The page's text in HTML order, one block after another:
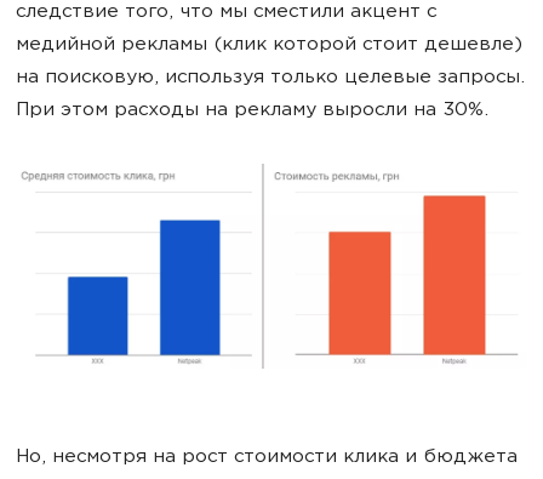
следствие того, что мы сместили акцент с
медийной рекламы (клик которой стоит дешевле)
на поисковую, используя только целевые запросы.
При этом расходы на рекламу выросли на 30%.
Но, несмотря на рост стоимости клика и бюджета